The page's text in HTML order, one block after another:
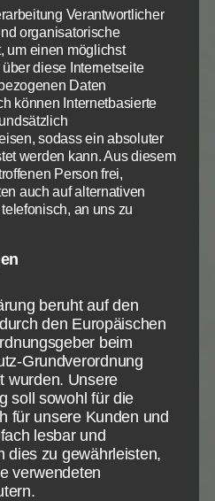
ist ein einziges großes Bild
Christus:
erwählt und berufen.
der Welt
erlöst und befreit.
nimmt das verheißene
Reife und
fällt von Gott ab
Gottes und seine
Verantwortlicher
organisatorische
um einen möglichst
diese Internetseite
Daten
können Internetbasierte
sodass ein absoluter
werden kann. Aus diesem
Person frei,
auch auf alternativen
an uns zu
beruht auf den
den Europäischen
beim
Grundverordnung
wurden. Unsere
soll sowohl für die
für unsere Kunden und
lesbar und
dies zu gewährleisten,
verwendeten